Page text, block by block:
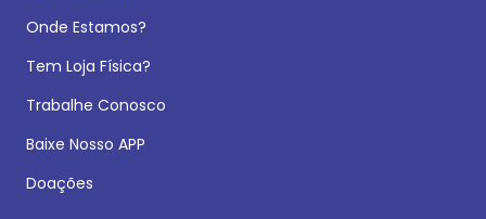
Onde Estamos?
Tem Loja Física?
Trabalhe Conosco
Baixe Nosso APP
Doações